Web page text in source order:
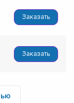
Заказать
Заказать